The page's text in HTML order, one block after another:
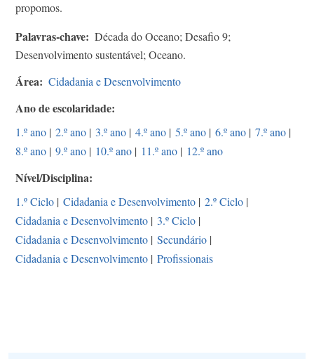
propomos.
Palavras-chave
Década do Oceano; Desafio 9;
Desenvolvimento sustentável; Oceano.
Área Cidadania e Desenvolvimento
Ano de escolaridade
1.º ano | 2.º ano | 3.º ano | 4.º ano | 5.º ano | 6.º ano | 7.º ano |
8.º ano | 9.º ano | 10.º ano | 11.º ano | 12.º ano
Nível/Disciplina
1.º Ciclo | Cidadania e Desenvolvimento | 2.º Ciclo |
Cidadania e Desenvolvimento | 3.º Ciclo |
Cidadania e Desenvolvimento | Secundário |
Cidadania e Desenvolvimento | Profissionais